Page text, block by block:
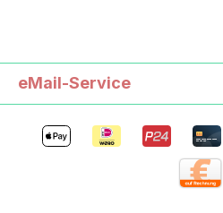
eMail-Service